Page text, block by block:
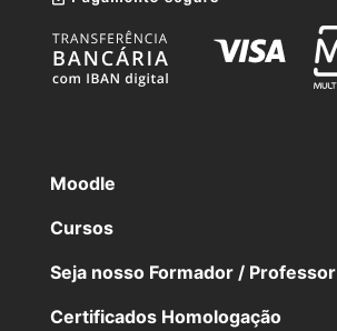
Moodle
Cursos
Seja nosso Formador / Professor
Certificados Homologação